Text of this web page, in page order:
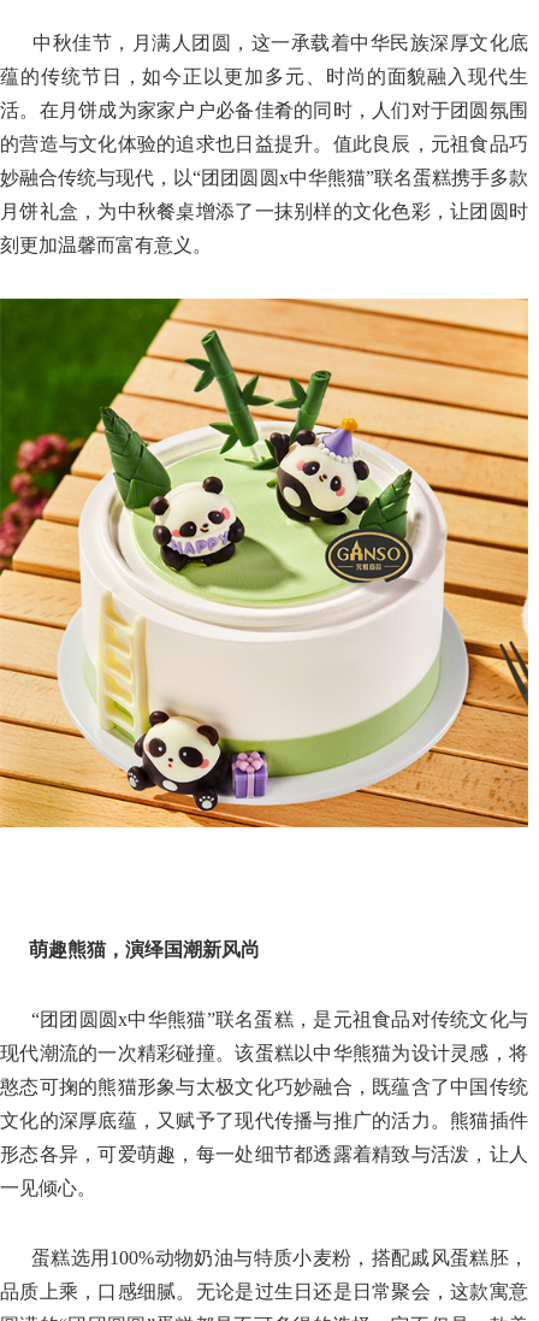
中秋佳节，月满人团圆，这一承载着中华民族深厚文化底
蕴的传统节日，如今正以更加多元、时尚的面貌融入现代生
活。在月饼成为家家户户必备佳肴的同时，人们对于团圆氛围
的营造与文化体验的追求也日益提升。值此良辰，元祖食品巧
妙融合传统与现代，以“团团圆圆x中华熊猫”联名蛋糕携手多款
月饼礼盒，为中秋餐桌增添了一抹别样的文化色彩，让团圆时
刻更加温馨而富有意义。
萌趣熊猫，演绎国潮新风尚
“团团圆圆x中华熊猫”联名蛋糕，是元祖食品对传统文化与
现代潮流的一次精彩碰撞。该蛋糕以中华熊猫为设计灵感，将
憨态可掬的熊猫形象与太极文化巧妙融合，既蕴含了中国传统
文化的深厚底蕴，又赋予了现代传播与推广的活力。熊猫插件
形态各异，可爱萌趣，每一处细节都透露着精致与活泼，让人
一见倾心。
蛋糕选用100%动物奶油与特质小麦粉，搭配戚风蛋糕胚，
品质上乘，口感细腻。无论是过生日还是日常聚会，这款寓意